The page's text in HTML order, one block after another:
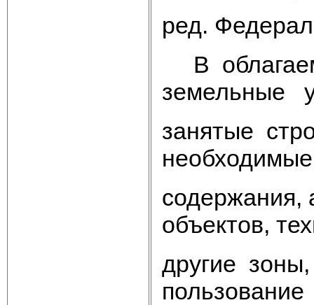
ред.
В
земельные
занятые
содержания,
объектов,
другие